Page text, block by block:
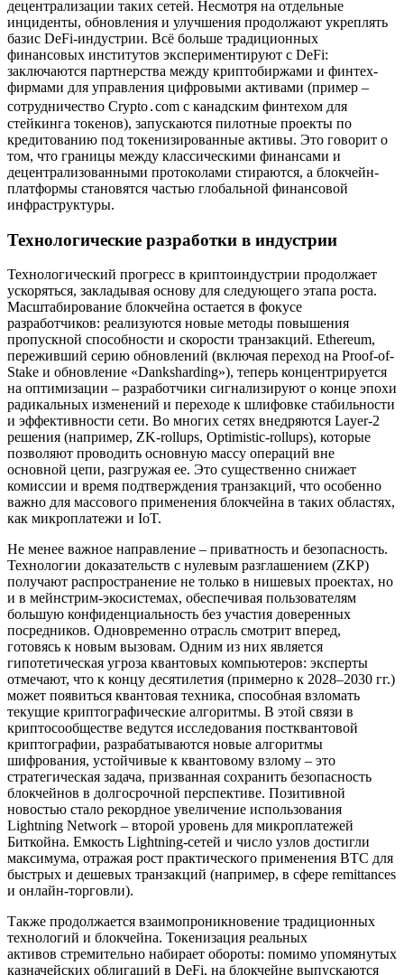
децентрализации таких сетей. Несмотря на отдельные
инциденты, обновления и улучшения продолжают укреплять
базис DeFi-индустрии. Всё больше традиционных
финансовых институтов экспериментируют с DeFi:
заключаются партнерства между криптобиржами и финтех-
фирмами для управления цифровыми активами (пример –
сотрудничество Crypto․com с канадским финтехом для
стейкинга токенов), запускаются пилотные проекты по
кредитованию под токенизированные активы. Это говорит о
том, что границы между классическими финансами и
децентрализованными протоколами стираются, а блокчейн-
платформы становятся частью глобальной финансовой
инфраструктуры.
Технологические разработки в индустрии
Технологический прогресс в криптоиндустрии продолжает
ускоряться, закладывая основу для следующего этапа роста.
Масштабирование блокчейна остается в фокусе
разработчиков: реализуются новые методы повышения
пропускной способности и скорости транзакций. Ethereum,
переживший серию обновлений (включая переход на Proof-of-
Stake и обновление «Danksharding»), теперь концентрируется
на оптимизации – разработчики сигнализируют о конце эпохи
радикальных изменений и переходе к шлифовке стабильности
и эффективности сети. Во многих сетях внедряются Layer-2
решения (например, ZK-rollups, Optimistic-rollups), которые
позволяют проводить основную массу операций вне
основной цепи, разгружая ее. Это существенно снижает
комиссии и время подтверждения транзакций, что особенно
важно для массового применения блокчейна в таких областях,
как микроплатежи и IoT.
Не менее важное направление – приватность и безопасность.
Технологии доказательств с нулевым разглашением (ZKP)
получают распространение не только в нишевых проектах, но
и в мейнстрим-экосистемах, обеспечивая пользователям
большую конфиденциальность без участия доверенных
посредников. Одновременно отрасль смотрит вперед,
готовясь к новым вызовам. Одним из них является
гипотетическая угроза квантовых компьютеров: эксперты
отмечают, что к концу десятилетия (примерно к 2028–2030 гг.)
может появиться квантовая техника, способная взломать
текущие криптографические алгоритмы. В этой связи в
криптосообществе ведутся исследования постквантовой
криптографии, разрабатываются новые алгоритмы
шифрования, устойчивые к квантовому взлому – это
стратегическая задача, призванная сохранить безопасность
блокчейнов в долгосрочной перспективе. Позитивной
новостью стало рекордное увеличение использования
Lightning Network – второй уровень для микроплатежей
Биткойна. Емкость Lightning-сетей и число узлов достигли
максимума, отражая рост практического применения BTC для
быстрых и дешевых транзакций (например, в сфере remittances
и онлайн-торговли).
Также продолжается взаимопроникновение традиционных
технологий и блокчейна. Токенизация реальных
активов стремительно набирает обороты: помимо упомянутых
казначейских облигаций в DeFi, на блокчейне выпускаются